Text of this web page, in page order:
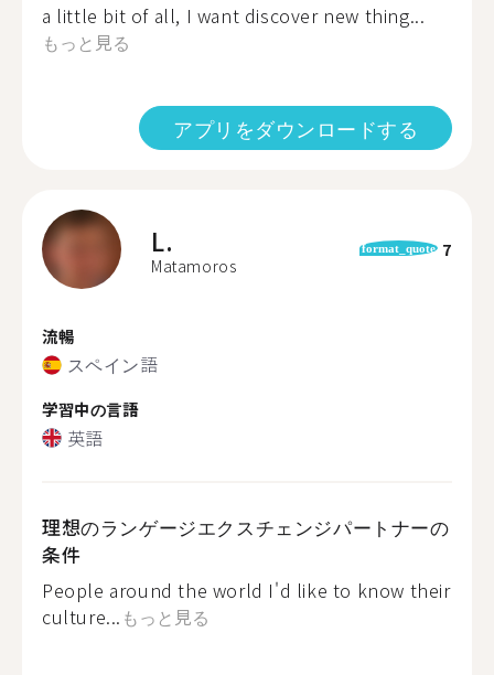
a little bit of all, I want discover new thing...
もっと見る
アプリをダウンロードする
L.
Matamoros
format_quote 7
流暢
スペイン語
学習中の言語
英語
理想のランゲージエクスチェンジパートナーの
条件
People around the world I'd like to know their
culture... もっと見る